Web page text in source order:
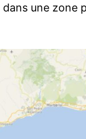
dans une zone